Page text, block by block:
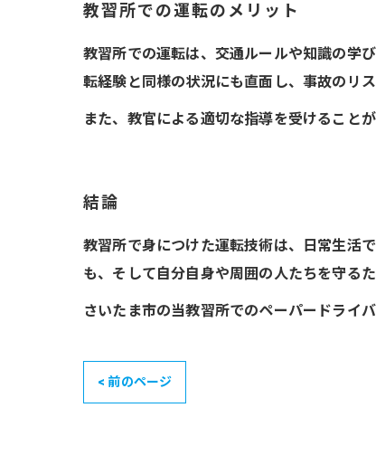
教習所での運転のメリット
教習所での運転は、交通ルールや知識の学
転経験と同様の状況にも直面し、事故のリ
また、教官による適切な指導を受けること
結論
教習所で身につけた運転技術は、日常生活
も、そして自分自身や周囲の人たちを守る
さいたま市の当教習所でのペーパードライ
< 前のページ